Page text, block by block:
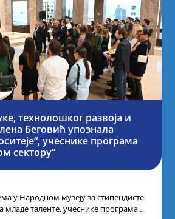
технолошког развоја и
Беговић упознала
учеснике програма
сектору“
у Народном музеју за стипендисте
младе таленте, учеснике програма